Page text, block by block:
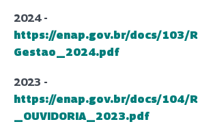
2024 -
https://enap.gov.br/docs/103/
Gestao_2024.pdf
(abre em nova aba)
2023 -
https://enap.gov.br/docs/104/
_OUVIDORIA_2023.pdf
(abre em nova aba)